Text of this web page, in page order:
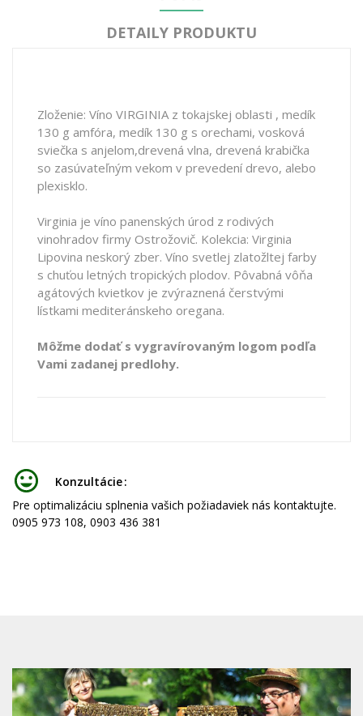
DETAILY PRODUKTU
Zloženie: Víno VIRGINIA z tokajskej oblasti , medík
130 g amfóra, medík 130 g s orechami, vosková
sviečka s anjelom,drevená vlna, drevená krabička
so zasúvateľným vekom v prevedení drevo, alebo
plexisklo.
Virginia je víno panenských úrod z rodivých
vinohradov firmy Ostrožovič. Kolekcia: Virginia
Lipovina neskorý zber. Víno svetlej zlatožltej farby
s chuťou letných tropických plodov. Pôvabná vôňa
agátových kvietkov je zvýraznená čerstvými
lístkami mediteránskeho oregana.
Môžme dodať s vygravírovaným logom podľa
Vami zadanej predlohy.
Konzultácie
Pre optimalizáciu splnenia vašich požiadaviek nás kontaktujte.
0905 973 108, 0903 436 381